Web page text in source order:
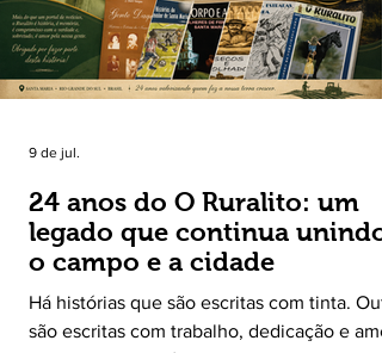
24 anos do O Ruralito: um
legado que continua unindo
o campo e a cidade
Há histórias que são escritas com tinta.
são escritas com trabalho, dedicação e
9 de jul.